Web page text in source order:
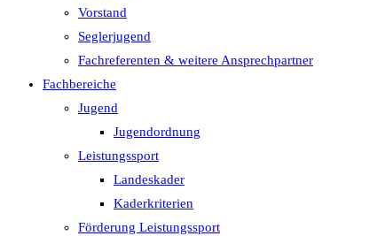
Vorstand
Seglerjugend
Fachreferenten & weitere Ansprechpartner
Fachbereiche
Jugend
Jugendordnung
Leistungssport
Landeskader
Kaderkriterien
Förderung Leistungssport